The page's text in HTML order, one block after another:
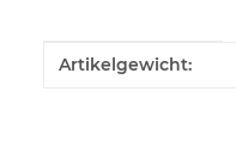
Produkteigenschaft
Wert
Artikelgewicht: